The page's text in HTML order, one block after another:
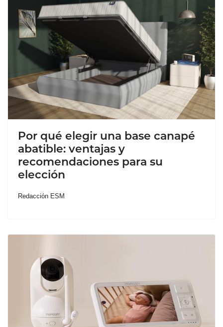
Por qué elegir una base canapé
abatible: ventajas y
recomendaciones para su
elección
Redacción ESM